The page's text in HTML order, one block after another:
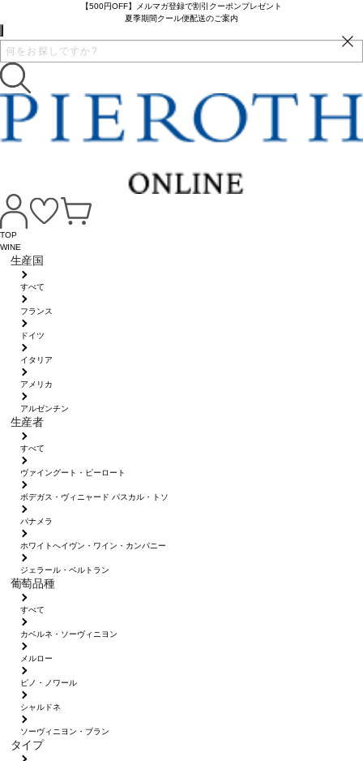
【500円OFF】メルマガ登録で割引クーポンプレゼント
夏季期間クール便配送のご案内
TOP
WINE
生産国
すべて
フランス
ドイツ
イタリア
アメリカ
アルゼンチン
生産者
すべて
ヴァイングート・ピーロート
ボデガス・ヴィニャード パスカル・トソ
パナメラ
ホワイトへイヴン・ワイン・カンパニー
ジェラール・ベルトラン
葡萄品種
すべて
カベルネ・ソーヴィニヨン
メルロー
ピノ・ノワール
シャルドネ
ソーヴィニヨン・ブラン
タイプ